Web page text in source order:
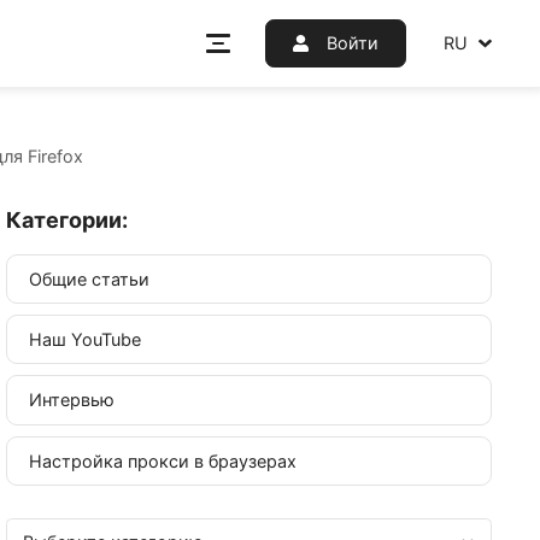
Войти
Manager для Firefox
Общие статьи
Наш YouTube
Интервью